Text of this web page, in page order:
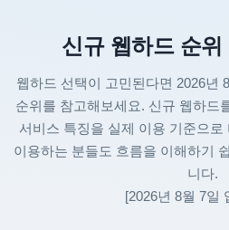
신규 웹하드 순위
웹하드 선택이 고민된다면 2026년
순위를 참고해보세요. 신규 웹하드
서비스 특징을 실제 이용 기준으
이용하는 분들도 흐름을 이해하기
니다.
[2026년 8월 7일